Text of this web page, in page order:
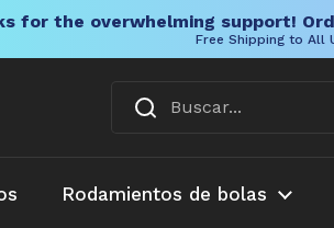
for the overwhelming support!
Free Shipping to All
Rodamientos de bolas